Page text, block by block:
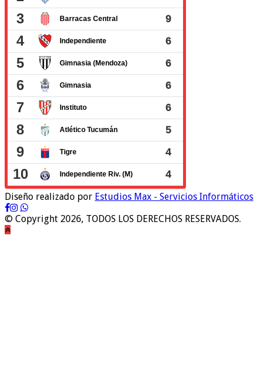
Diseño realizado por Estudios Max - Servicios Informáticos
© Copyright 2026, TODOS LOS DERECHOS RESERVADOS.